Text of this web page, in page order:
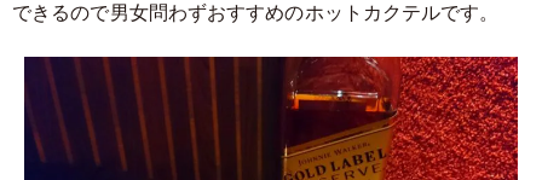
できるので男女問わずおすすめのホットカクテルです。